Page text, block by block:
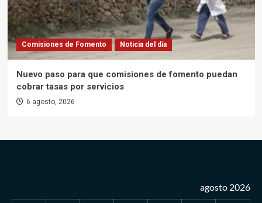
Comisiones de Fomento Noticia del día
Nuevo paso para que comisiones de fomento puedan
cobrar tasas por servicios
6 agosto, 2026
agosto 2026